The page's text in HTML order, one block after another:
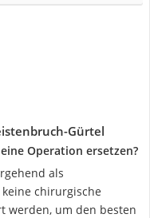
Gürtel
Operation ersetzen?
als
chirurgische
werden, um den besten